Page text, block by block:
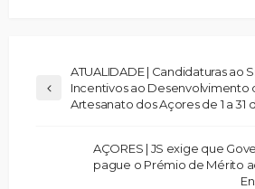
ATUALIDADE | Candidaturas ao
Incentivos ao Desenvolvimento
Artesanato dos Açores de 1 a 31
AÇORES | JS exige que
pague o Prémio de Mérito